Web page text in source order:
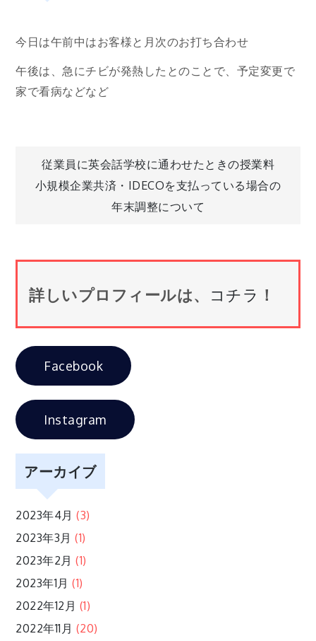
今日は午前中はお客様と月次のお打ち合わせ
午後は、急にチビが発熱したとのことで、予定変更で
家で看病などなど
投
ビ
ゲ
ー
シ
ョ
ン
従業員に英会話学校に通わせたときの授業料
小規模企業共済・IDECOを支払っている場合の
年末調整について
詳しいプロフィールは、 コチラ ！
Facebook
Instagram
アーカイブ
2023年4月 (3)
2023年3月 (1)
2023年2月 (1)
2023年1月 (1)
2022年12月 (1)
2022年11月 (20)